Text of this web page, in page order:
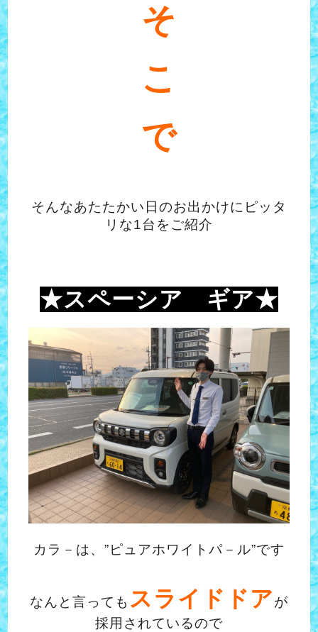
そ
こ
で
そんなあたたかい日のお出かけにピッタ
リな1台をご紹介
★スペーシア ギア★
カラ－は、”ピュアホワイトパ－ル”です
なんと言っても スライドドアが
採用されているので